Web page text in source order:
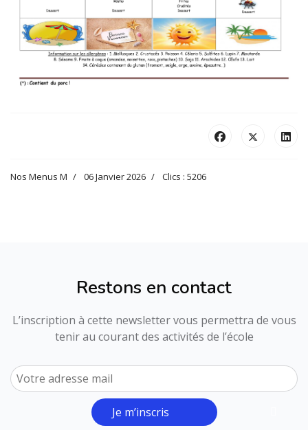
Nos Menus M 06 Janvier 2026 Clics : 5206
Restons en contact
L’inscription à cette newsletter vous permettra de vous
tenir au courant des activités de l’école
Je m’inscris